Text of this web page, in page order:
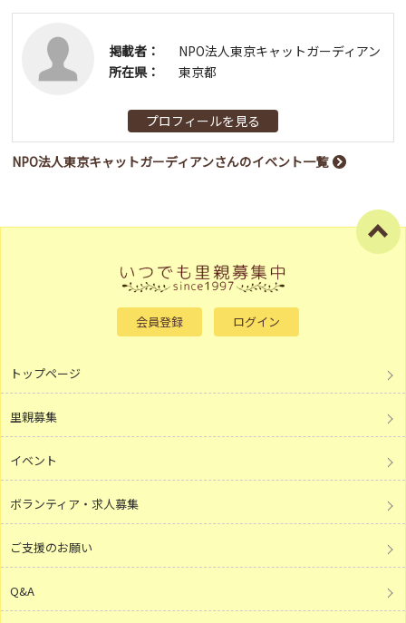
掲載者：
NPO法人東京キャットガーディアン
所在県：
東京都
プロフィールを見る
NPO法人東京キャットガーディアンさんのイベント一覧
会員登録 ログイン
トップページ
里親募集
イベント
ボランティア・求人募集
ご支援のお願い
Q&A